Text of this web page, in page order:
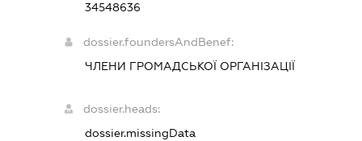
34548636
dossier.foundersAndBenef:
ЧЛЕНИ ГРОМАДСЬКОЇ ОРГАНІЗАЦІЇ
dossier.heads:
dossier.missingData